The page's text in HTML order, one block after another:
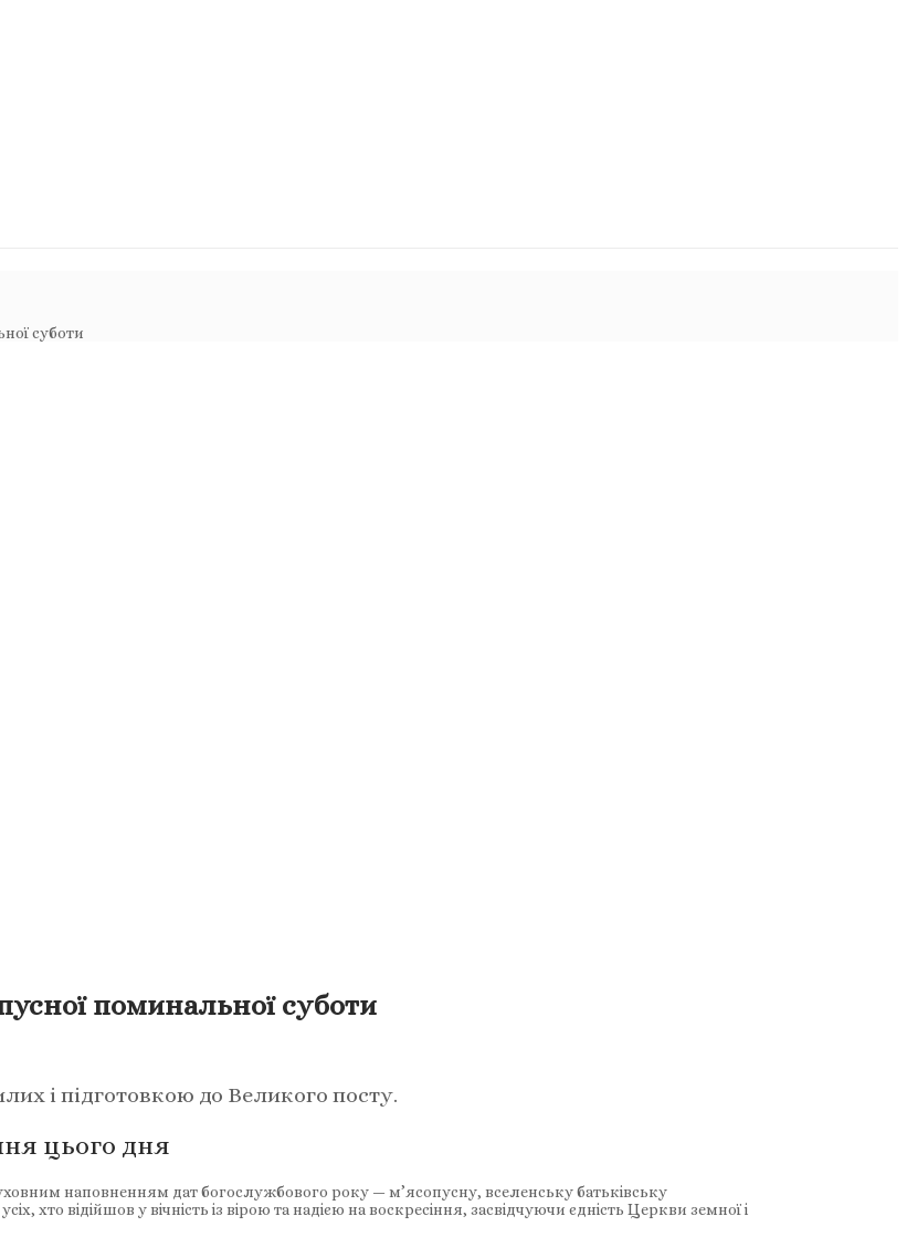
суботи
поминальної суботи
і підготовкою до Великого посту.
цього дня
наповненням дат богослужбового року — м’ясопусну, вселенську батьківську
відійшов у вічність із вірою та надією на воскресіння, засвідчуючи єдність Церкви земної і